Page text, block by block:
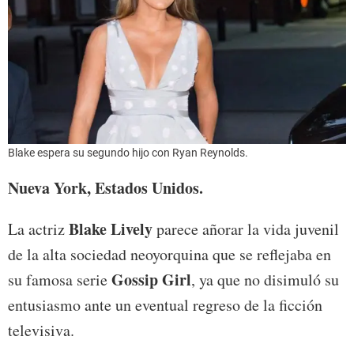
Blake espera su segundo hijo con Ryan Reynolds.
Nueva York, Estados Unidos.
La actrizBlake Livelyparece añorar la vida juvenil
de la alta sociedad neoyorquina que se reflejaba en
su famosa serieGossip Girl, ya que no disimuló su
entusiasmo ante un eventual regreso de la ficción
televisiva.